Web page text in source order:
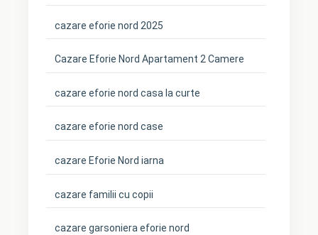
cazare eforie nord 2025
Cazare Eforie Nord Apartament 2 Camere
cazare eforie nord casa la curte
cazare eforie nord case
cazare Eforie Nord iarna
cazare familii cu copii
cazare garsoniera eforie nord